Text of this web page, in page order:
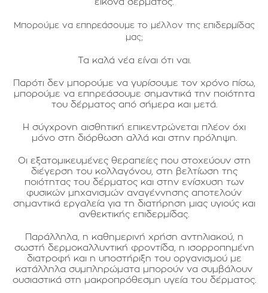
εικόνα δέρματος.
Μπορούμε να επηρεάσουμε το μέλλον της επιδερμίδας
μας;
Τα καλά νέα είναι ότι ναι.
Παρότι δεν μπορούμε να γυρίσουμε τον χρόνο πίσω,
μπορούμε να επηρεάσουμε σημαντικά την ποιότητα
του δέρματος από σήμερα και μετά.
Η σύγχρονη αισθητική επικεντρώνεται πλέον όχι
μόνο στη διόρθωση αλλά και στην πρόληψη.
Οι εξατομικευμένες θεραπείες που στοχεύουν στη
διέγερση του κολλαγόνου, στη βελτίωση της
ποιότητας του δέρματος και στην ενίσχυση των
φυσικών μηχανισμών αναγέννησης αποτελούν
σημαντικά εργαλεία για τη διατήρηση μιας υγιούς και
ανθεκτικής επιδερμίδας.
Παράλληλα, η καθημερινή χρήση αντηλιακού, η
σωστή δερμοκαλλυντική φροντίδα, η ισορροπημένη
διατροφή και η υποστήριξη του οργανισμού με
κατάλληλα συμπληρώματα μπορούν να συμβάλουν
ουσιαστικά στη μακροπρόθεσμη υγεία του δέρματος.